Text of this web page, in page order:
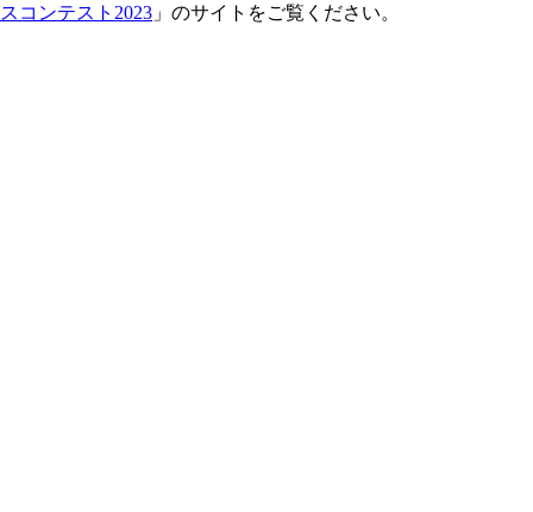
スコンテスト2023 」のサイトをご覧ください。